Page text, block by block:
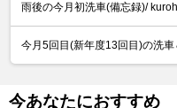
雨後の今月初洗車(備忘録)/
今月5回目(新年度13回目)の洗
今あなたにおすすめ